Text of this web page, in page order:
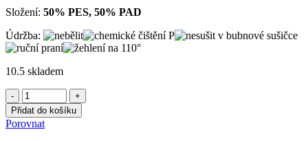
Složení: 50% PES, 50% PAD
Údržba:
10.5 skladem
Žakár
khaki
zelený
množství
Přidat do košíku
Porovnat